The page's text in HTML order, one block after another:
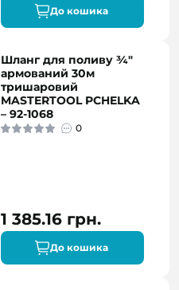
До кошика
Шланг для поливу ¾"
армований 30м
тришаровий
MASTERTOOL PCHELKA
– 92-1068
0
1 385.16 грн.
До кошика